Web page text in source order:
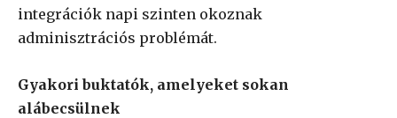
integrációk napi szinten okoznak
adminisztrációs problémát.
Gyakori buktatók, amelyeket sokan
alábecsülnek